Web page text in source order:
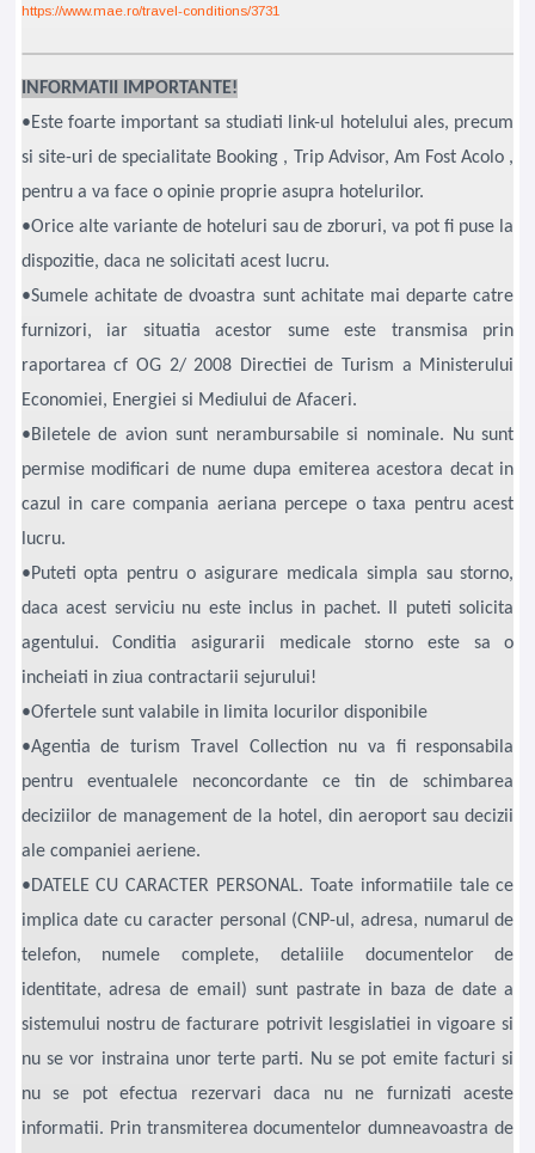
https://www.mae.ro/travel-conditions/3731
INFORMATII IMPORTANTE!
•Este foarte important sa studiati link-ul hotelului ales, precum
si site-uri de specialitate Booking , Trip Advisor, Am Fost Acolo ,
pentru a va face o opinie proprie asupra hotelurilor.
•Orice alte variante de hoteluri sau de zboruri, va pot fi puse la
dispozitie, daca ne solicitati acest lucru.
•Sumele achitate de dvoastra sunt achitate mai departe catre
furnizori, iar situatia acestor sume este transmisa prin
raportarea cf OG 2/ 2008 Directiei de Turism a Ministerului
Economiei, Energiei si Mediului de Afaceri.
•Biletele de avion sunt nerambursabile si nominale. Nu sunt
permise modificari de nume dupa emiterea acestora decat in
cazul in care compania aeriana percepe o taxa pentru acest
lucru.
•Puteti opta pentru o asigurare medicala simpla sau storno,
daca acest serviciu nu este inclus in pachet. Il puteti solicita
agentului. Conditia asigurarii medicale storno este sa o
incheiati in ziua contractarii sejurului!
•Ofertele sunt valabile in limita locurilor disponibile
•Agentia de turism Travel Collection nu va fi responsabila
pentru eventualele neconcordante ce tin de schimbarea
deciziilor de management de la hotel, din aeroport sau decizii
ale companiei aeriene.
•DATELE CU CARACTER PERSONAL. Toate informatiile tale ce
implica date cu caracter personal (CNP-ul, adresa, numarul de
telefon, numele complete, detaliile documentelor de
identitate, adresa de email) sunt pastrate in baza de date a
sistemului nostru de facturare potrivit lesgislatiei in vigoare si
nu se vor instraina unor terte parti. Nu se pot emite facturi si
nu se pot efectua rezervari daca nu ne furnizati aceste
informatii. Prin transmiterea documentelor dumneavoastra de